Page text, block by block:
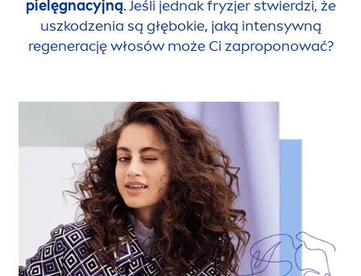
pielęgnacyjną. Jeśli jednak fryzjer stwierdzi, że
uszkodzenia są głębokie, jaką intensywną
regenerację włosów może Ci zaproponować?